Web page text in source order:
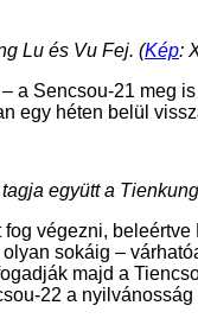
Lu és Vu Fej. (Kép:
a Sencsou-21
egy héten belül
együtt a
végezni,
sokáig –
majd a
22 a